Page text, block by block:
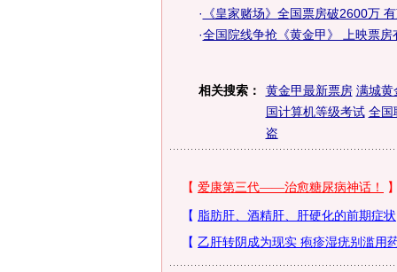
· 《皇家赌场》全国票房破2600万
·全国院线争抢《黄金甲》 上映票房
相关搜索： 黄金甲最新票房 满城黄
国计算机等级考试 全国
盗